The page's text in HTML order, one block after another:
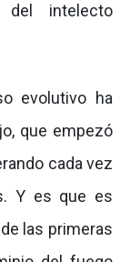
intelecto
evolutivo ha
que empezó
cada vez
Y es que es
las primeras